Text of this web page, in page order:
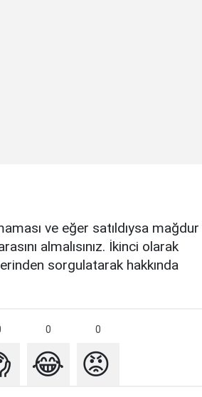
ve eğer satıldıysa mağdur
almalısınız. İkinci olarak
sorgulatarak hakkında
0 0
😂 😡